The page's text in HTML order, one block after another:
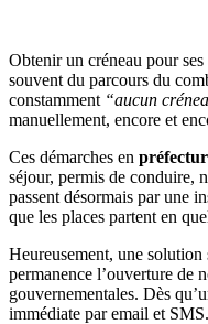
Obtenir un créneau pour
souvent du parcours du
constamment “aucun
manuellement, encore et
Ces démarches en
séjour, permis de conduire,
passent désormais par une
que les places partent en
Heureusement, une
permanence l’ouverture de
gouvernementales. Dès
immédiate par email et SMS.